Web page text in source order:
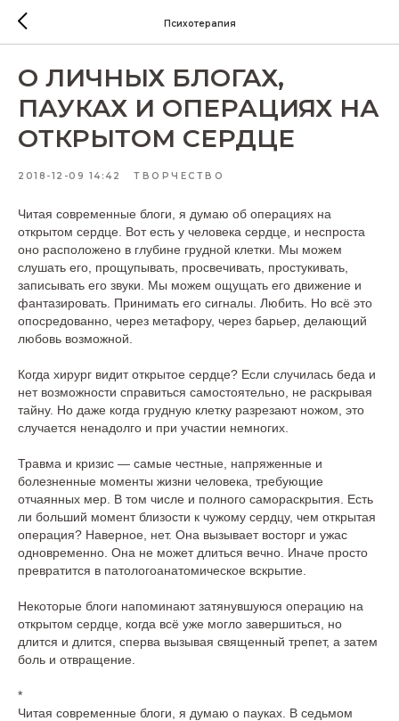
Психотерапия
О ЛИЧНЫХ БЛОГАХ,
ПАУКАХ И ОПЕРАЦИЯХ НА
ОТКРЫТОМ СЕРДЦЕ
2018-12-09 14:42 ТВОРЧЕСТВО
Читая современные блоги, я думаю об операциях на
открытом сердце. Вот есть у человека сердце, и неспроста
оно расположено в глубине грудной клетки. Мы можем
слушать его, прощупывать, просвечивать, простукивать,
записывать его звуки. Мы можем ощущать его движение и
фантазировать. Принимать его сигналы. Любить. Но всё это
опосредованно, через метафору, через барьер, делающий
любовь возможной.
Когда хирург видит открытое сердце? Если случилась беда и
нет возможности справиться самостоятельно, не раскрывая
тайну. Но даже когда грудную клетку разрезают ножом, это
случается ненадолго и при участии немногих.
Травма и кризис — самые честные, напряженные и
болезненные моменты жизни человека, требующие
отчаянных мер. В том числе и полного самораскрытия. Есть
ли больший момент близости к чужому сердцу, чем открытая
операция? Наверное, нет. Она вызывает восторг и ужас
одновременно. Она не может длиться вечно. Иначе просто
превратится в патологоанатомическое вскрытие.
Некоторые блоги напоминают затянувшуюся операцию на
открытом сердце, когда всё уже могло завершиться, но
длится и длится, сперва вызывая священный трепет, а затем
боль и отвращение.
*
Читая современные блоги, я думаю о пауках. В седьмом